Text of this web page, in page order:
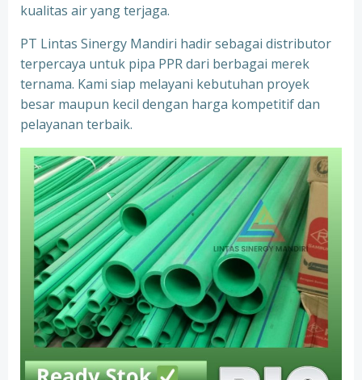
kualitas air yang terjaga.
PT Lintas Sinergy Mandiri hadir sebagai distributor
terpercaya untuk pipa PPR dari berbagai merek
ternama. Kami siap melayani kebutuhan proyek
besar maupun kecil dengan harga kompetitif dan
pelayanan terbaik.